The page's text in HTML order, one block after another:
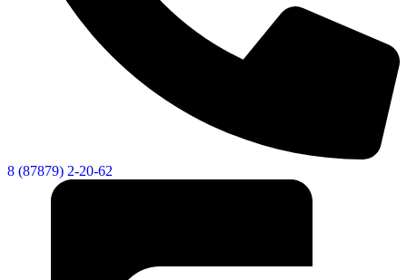
8 (87879) 2-20-62